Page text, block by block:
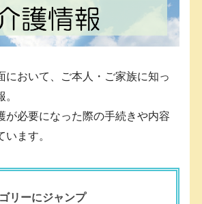
において、ご本人・ご家族に知っ
が必要になった際の手続きや内容
ます。
リーにジャンプ